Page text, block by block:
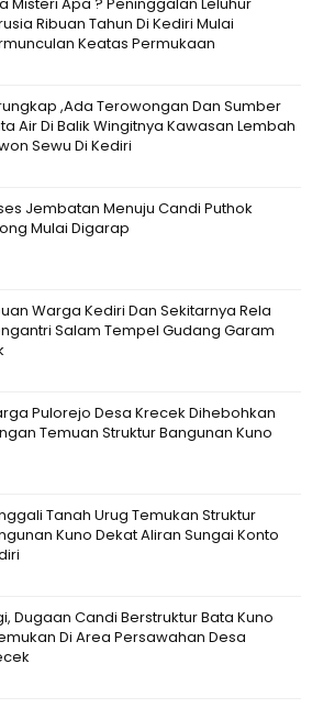
Ribuan Tahun Di Kediri Mulai
Keatas Permukaan
,Ada Terowongan Dan Sumber
Air Di Balik Wingitnya Kawasan Lembah
Sewu Di Kediri
Jembatan Menuju Candi Puthok
Mulai Digarap
Warga Kediri Dan Sekitarnya Rela
Salam Tempel Gudang Garam
Pulorejo Desa Krecek Dihebohkan
Temuan Struktur Bangunan Kuno
Tanah Urug Temukan Struktur
Kuno Dekat Aliran Sungai Konto
Dugaan Candi Berstruktur Bata Kuno
Di Area Persawahan Desa